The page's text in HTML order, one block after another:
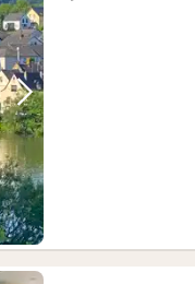
Neste bilde